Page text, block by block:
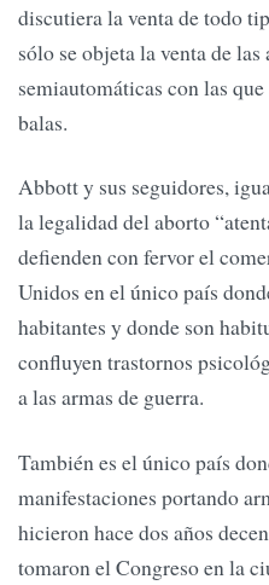
discutiera la venta de todo
sólo se objeta la venta de
semiautomáticas con las
balas.
Abbott y sus seguidores,
la legalidad del aborto
defienden con fervor el
Unidos en el único país
habitantes y donde son
confluyen trastornos
a las armas de guerra.
También es el único país
manifestaciones portando
hicieron hace dos años
tomaron el Congreso en la